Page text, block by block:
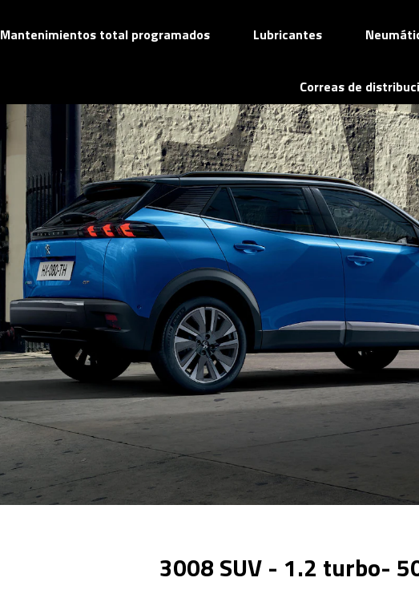
Mantenimientos total programados Lubricantes
Correas de
3008 SUV - 1.2 turbo-